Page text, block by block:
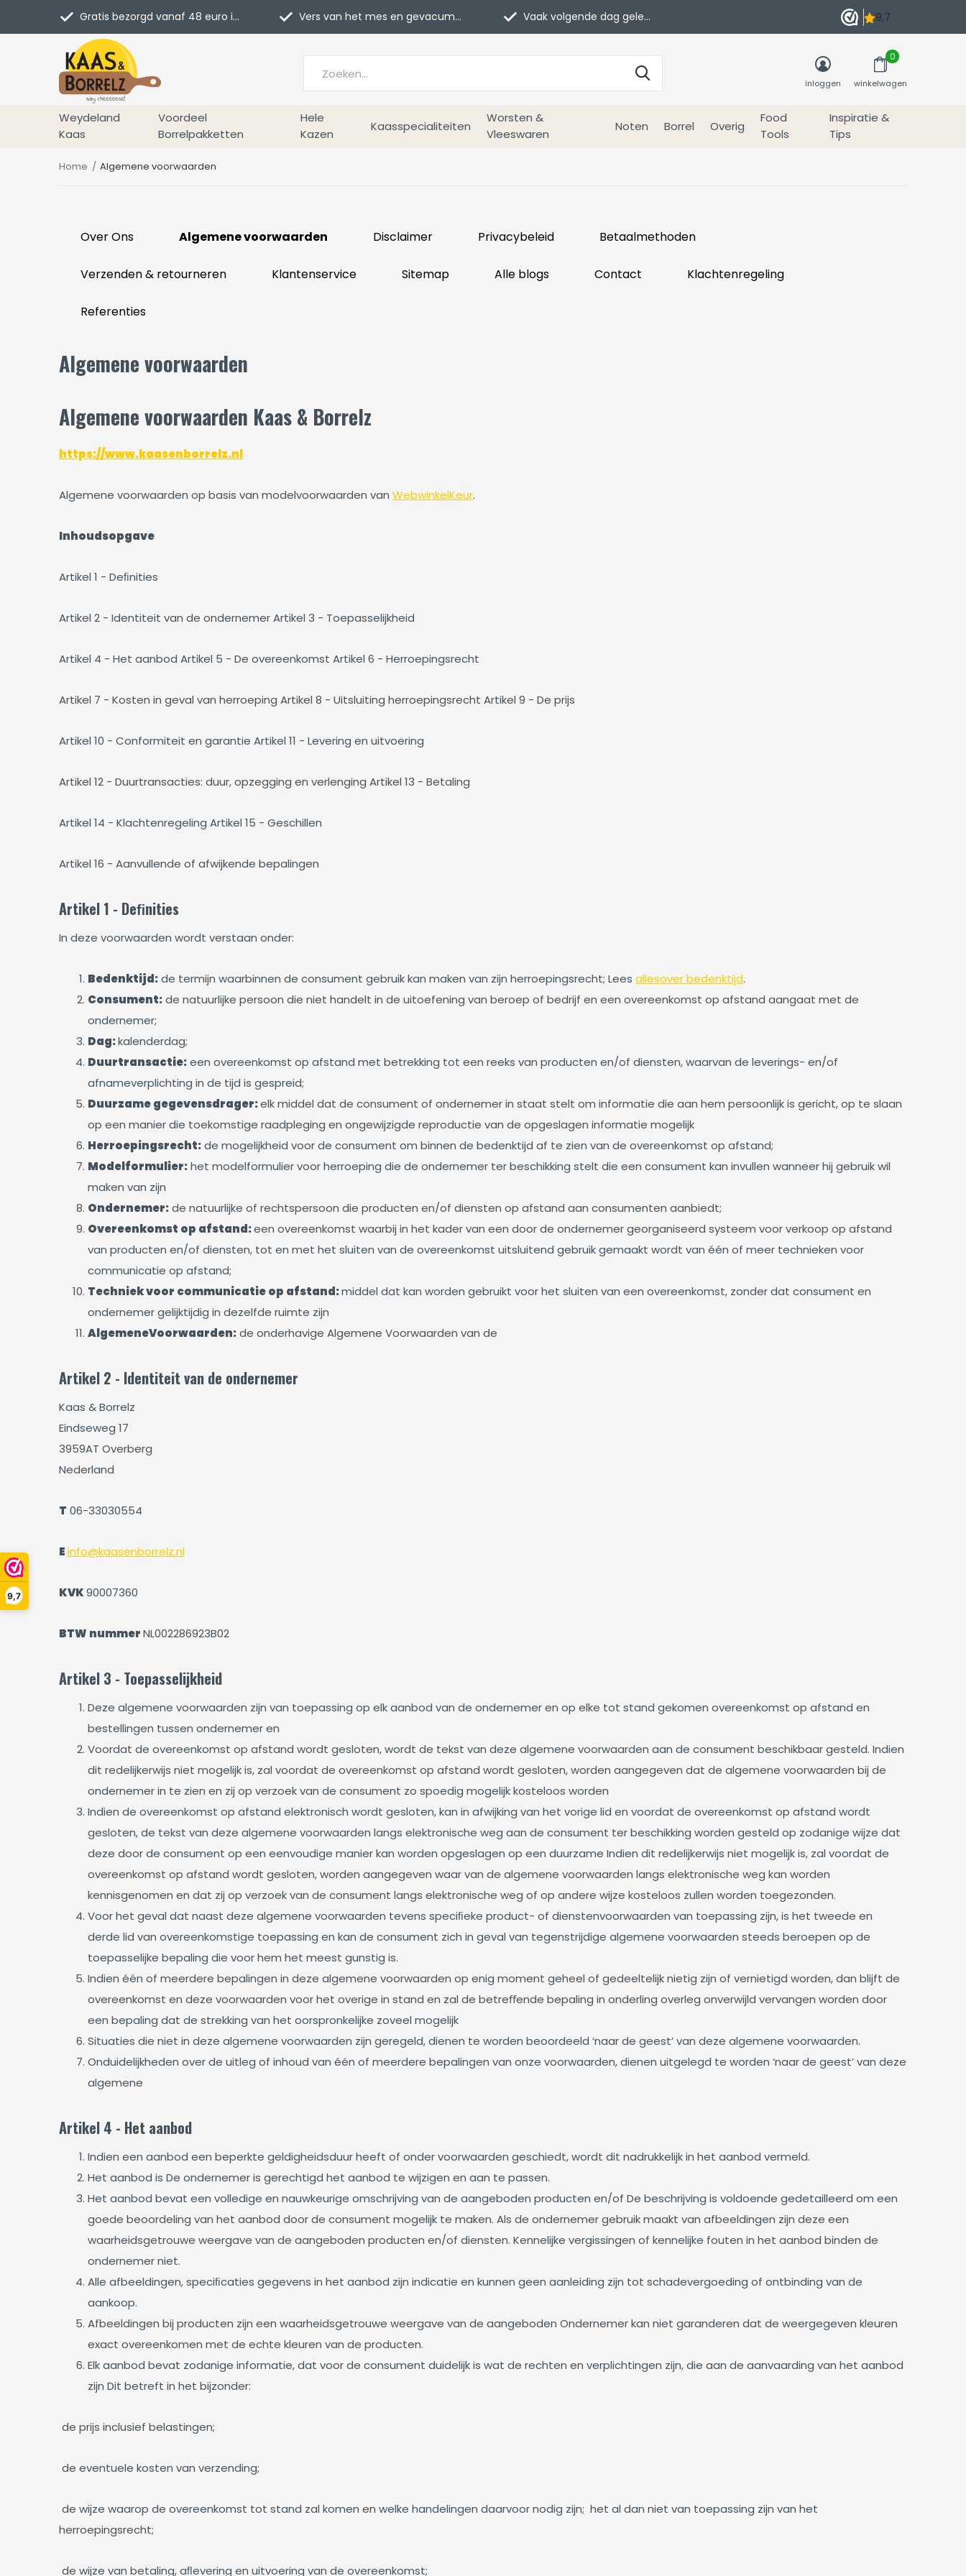
9,7
Weydeland
Kaas
Voordeel
Borrelpakketten
Hele
Kazen
Kaasspecialiteiten
Worsten &
Vleeswaren
Noten Borrel Overig
Food
Tools
Inspiratie &
Tips
inloggen winkelwagen
0
Gratis bezorgd vanaf 48 euro in NL Vers van het mes en gevacumeerd Vaak volgende dag geleverd
Home Algemene voorwaarden
Over Ons Algemene voorwaarden Disclaimer Privacybeleid Betaalmethoden
Verzenden & retourneren Klantenservice Sitemap Alle blogs Contact Klachtenregeling
Referenties
Algemene voorwaarden
Algemene voorwaarden Kaas & Borrelz
https://www.kaasenborrelz.nl
Algemene voorwaarden op basis van modelvoorwaarden van WebwinkelKeur.
Inhoudsopgave
Artikel 1 - Deﬁnities
Artikel 2 - Identiteit van de ondernemer Artikel 3 - Toepasselijkheid
Artikel 4 - Het aanbod Artikel 5 - De overeenkomst Artikel 6 - Herroepingsrecht
Artikel 7 - Kosten in geval van herroeping Artikel 8 - Uitsluiting herroepingsrecht Artikel 9 - De prijs
Artikel 10 - Conformiteit en garantie Artikel 11 - Levering en uitvoering
Artikel 12 - Duurtransacties: duur, opzegging en verlenging Artikel 13 - Betaling
Artikel 14 - Klachtenregeling Artikel 15 - Geschillen
Artikel 16 - Aanvullende of afwijkende bepalingen
Artikel 1 - Deﬁnities
In deze voorwaarden wordt verstaan onder:
Bedenktijd:de termijn waarbinnen de consument gebruik kan maken van zijn herroepingsrecht; Lees allesover bedenktijd.
Consument:de natuurlijke persoon die niet handelt in de uitoefening van beroep of bedrijf en een overeenkomst op afstand aangaat met de
ondernemer;
Dag:kalenderdag;
Duurtransactie:een overeenkomst op afstand met betrekking tot een reeks van producten en/of diensten, waarvan de leverings- en/of
afnameverplichting in de tijd is gespreid;
Duurzamegegevensdrager:elk middel dat de consument of ondernemer in staat stelt om informatie die aan hem persoonlijk is gericht, op te slaan
op een manier die toekomstige raadpleging en ongewijzigde reproductie van de opgeslagen informatie mogelijk
Herroepingsrecht:de mogelijkheid voor de consument om binnen de bedenktijd af te zien van de overeenkomst op afstand;
Modelformulier:het modelformulier voor herroeping die de ondernemer ter beschikking stelt die een consument kan invullen wanneer hij gebruik wil
maken van zijn
Ondernemer:de natuurlijke of rechtspersoon die producten en/of diensten op afstand aan consumenten aanbiedt;
Overeenkomst op afstand:een overeenkomst waarbij in het kader van een door de ondernemer georganiseerd systeem voor verkoop op afstand
van producten en/of diensten, tot en met het sluiten van de overeenkomst uitsluitend gebruik gemaakt wordt van één of meer technieken voor
communicatie op afstand;
Techniek voor communicatie op afstand:middel dat kan worden gebruikt voor het sluiten van een overeenkomst, zonder dat consument en
ondernemer gelijktijdig in dezelfde ruimte zijn
AlgemeneVoorwaarden:de onderhavige Algemene Voorwaarden van de
Artikel 2 - Identiteit van de ondernemer
Kaas & Borrelz
Eindseweg 17
3959AT Overberg
Nederland
T 06-33030554
Einfo@kaasenborrelz.nl
KVK90007360
BTW nummerNL002286923B02
Artikel 3 - Toepasselijkheid
Deze algemene voorwaarden zijn van toepassing op elk aanbod van de ondernemer en op elke tot stand gekomen overeenkomst op afstand en
bestellingen tussen ondernemer en
Voordat de overeenkomst op afstand wordt gesloten, wordt de tekst van deze algemene voorwaarden aan de consument beschikbaar gesteld. Indien
dit redelijkerwijs niet mogelijk is, zal voordat de overeenkomst op afstand wordt gesloten, worden aangegeven dat de algemene voorwaarden bij de
ondernemer in te zien en zij op verzoek van de consument zo spoedig mogelijk kosteloos worden
Indien de overeenkomst op afstand elektronisch wordt gesloten, kan in afwijking van het vorige lid en voordat de overeenkomst op afstand wordt
gesloten, de tekst van deze algemene voorwaarden langs elektronische weg aan de consument ter beschikking worden gesteld op zodanige wijze dat
deze door de consument op een eenvoudige manier kan worden opgeslagen op een duurzame Indien dit redelijkerwijs niet mogelijk is, zal voordat de
overeenkomst op afstand wordt gesloten, worden aangegeven waar van de algemene voorwaarden langs elektronische weg kan worden
kennisgenomen en dat zij op verzoek van de consument langs elektronische weg of op andere wijze kosteloos zullen worden toegezonden.
Voor het geval dat naast deze algemene voorwaarden tevens speciﬁeke product- of dienstenvoorwaarden van toepassing zijn, is het tweede en
derde lid van overeenkomstige toepassing en kan de consument zich in geval van tegenstrijdige algemene voorwaarden steeds beroepen op de
toepasselijke bepaling die voor hem het meest gunstig is.
Indien één of meerdere bepalingen in deze algemene voorwaarden op enig moment geheel of gedeeltelijk nietig zijn of vernietigd worden, dan blijft de
overeenkomst en deze voorwaarden voor het overige in stand en zal de betreﬀende bepaling in onderling overleg onverwijld vervangen worden door
een bepaling dat de strekking van het oorspronkelijke zoveel mogelijk
Situaties die niet in deze algemene voorwaarden zijn geregeld, dienen te worden beoordeeld ‘naar de geest’ van deze algemene voorwaarden.
Onduidelijkheden over de uitleg of inhoud van één of meerdere bepalingen van onze voorwaarden, dienen uitgelegd te worden ‘naar de geest’ van deze
algemene
Artikel 4 - Het aanbod
Indien een aanbod een beperkte geldigheidsduur heeft of onder voorwaarden geschiedt, wordt dit nadrukkelijk in het aanbod vermeld.
Het aanbod is De ondernemer is gerechtigd het aanbod te wijzigen en aan te passen.
Het aanbod bevat een volledige en nauwkeurige omschrijving van de aangeboden producten en/of De beschrijving is voldoende gedetailleerd om een
goede beoordeling van het aanbod door de consument mogelijk te maken. Als de ondernemer gebruik maakt van afbeeldingen zijn deze een
waarheidsgetrouwe weergave van de aangeboden producten en/of diensten. Kennelijke vergissingen of kennelijke fouten in het aanbod binden de
ondernemer niet.
Alle afbeeldingen, speciﬁcaties gegevens in het aanbod zijn indicatie en kunnen geen aanleiding zijn tot schadevergoeding of ontbinding van de
aankoop.
Afbeeldingen bij producten zijn een waarheidsgetrouwe weergave van de aangeboden Ondernemer kan niet garanderen dat de weergegeven kleuren
exact overeenkomen met de echte kleuren van de producten.
Elk aanbod bevat zodanige informatie, dat voor de consument duidelijk is wat de rechten en verplichtingen zijn, die aan de aanvaarding van het aanbod
zijn Dit betreft in het bijzonder:
de prijs inclusief belastingen;
de eventuele kosten van verzending;
de wijze waarop de overeenkomst tot stand zal komen en welke handelingen daarvoor nodig zijn; het al dan niet van toepassing zijn van het
herroepingsrecht;
de wijze van betaling, aﬂevering en uitvoering van de overeenkomst;